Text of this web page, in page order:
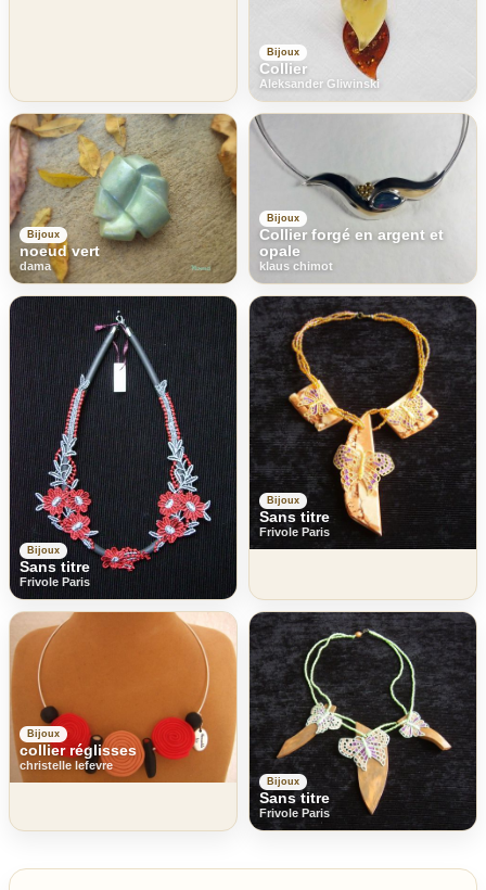
Bijoux
Collier
Aleksander Gliwinski
Bijoux
noeud vert
dama
Bijoux
Collier forgé en argent et
opale
klaus chimot
Bijoux
Sans titre
Frivole Paris
Bijoux
Sans titre
Frivole Paris
Bijoux
collier réglisses
christelle lefevre
Bijoux
Sans titre
Frivole Paris